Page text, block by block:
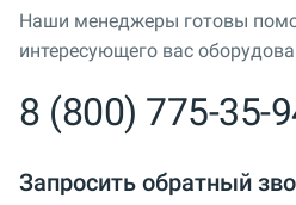
Наши менеджеры готовы
интересующего вас
8 (800) 775-35-
Запросить обратный